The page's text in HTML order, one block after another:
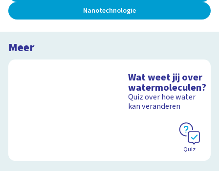
Nanotechnologie
Meer
Wat weet jij over
watermoleculen?
Quiz over hoe water
kan veranderen
Quiz